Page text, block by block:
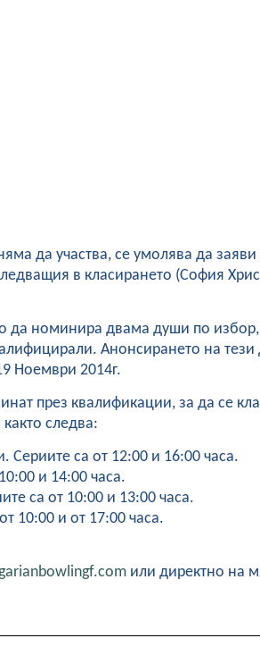
да участва, се умолява да
в класирането (София
да номинира двама души по
Анонсирането на
Ноември 2014г.
през квалификации, за да се
следва:
са от 12:00 и 16:00 часа.
и 14:00 часа.
са от 10:00 и 13:00 часа.
10:00 и от 17:00 часа.
или директно на